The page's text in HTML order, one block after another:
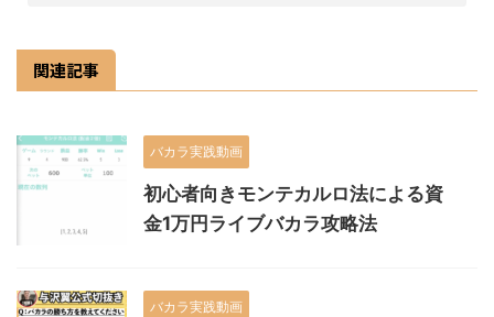
関連記事
バカラ実践動画
初心者向きモンテカルロ法による資
金1万円ライブバカラ攻略法
バカラ実践動画